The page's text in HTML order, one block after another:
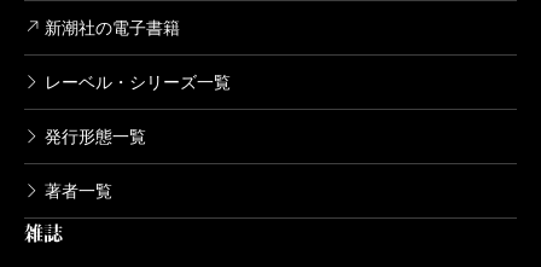
新潮社の電子書籍
レーベル・シリーズ一覧
発行形態一覧
著者一覧
雑誌